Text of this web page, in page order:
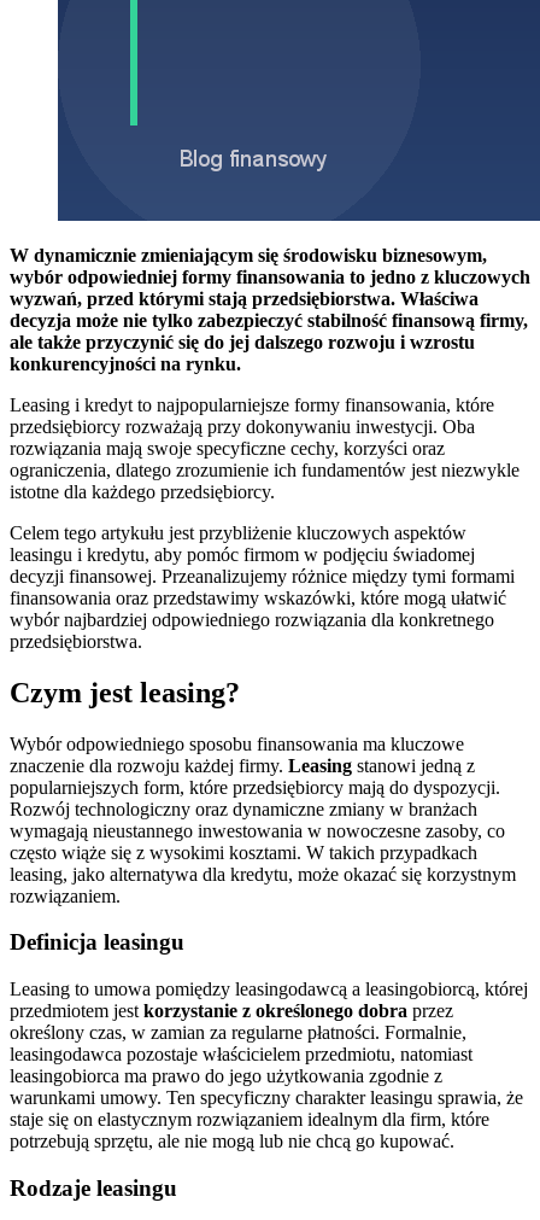
W dynamicznie zmieniającym się środowisku biznesowym,
wybór odpowiedniej formy finansowania to jedno z kluczowych
wyzwań, przed którymi stają przedsiębiorstwa. Właściwa
decyzja może nie tylko zabezpieczyć stabilność finansową firmy,
ale także przyczynić się do jej dalszego rozwoju i wzrostu
konkurencyjności na rynku.
Leasing i kredyt to najpopularniejsze formy finansowania, które
przedsiębiorcy rozważają przy dokonywaniu inwestycji. Oba
rozwiązania mają swoje specyficzne cechy, korzyści oraz
ograniczenia, dlatego zrozumienie ich fundamentów jest niezwykle
istotne dla każdego przedsiębiorcy.
Celem tego artykułu jest przybliżenie kluczowych aspektów
leasingu i kredytu, aby pomóc firmom w podjęciu świadomej
decyzji finansowej. Przeanalizujemy różnice między tymi formami
finansowania oraz przedstawimy wskazówki, które mogą ułatwić
wybór najbardziej odpowiedniego rozwiązania dla konkretnego
przedsiębiorstwa.
Czym jest leasing?
Wybór odpowiedniego sposobu finansowania ma kluczowe
znaczenie dla rozwoju każdej firmy. Leasing stanowi jedną z
popularniejszych form, które przedsiębiorcy mają do dyspozycji.
Rozwój technologiczny oraz dynamiczne zmiany w branżach
wymagają nieustannego inwestowania w nowoczesne zasoby, co
często wiąże się z wysokimi kosztami. W takich przypadkach
leasing, jako alternatywa dla kredytu, może okazać się korzystnym
rozwiązaniem.
Definicja leasingu
Leasing to umowa pomiędzy leasingodawcą a leasingobiorcą, której
przedmiotem jest korzystanie z określonego dobra przez
określony czas, w zamian za regularne płatności. Formalnie,
leasingodawca pozostaje właścicielem przedmiotu, natomiast
leasingobiorca ma prawo do jego użytkowania zgodnie z
warunkami umowy. Ten specyficzny charakter leasingu sprawia, że
staje się on elastycznym rozwiązaniem idealnym dla firm, które
potrzebują sprzętu, ale nie mogą lub nie chcą go kupować.
Rodzaje leasingu